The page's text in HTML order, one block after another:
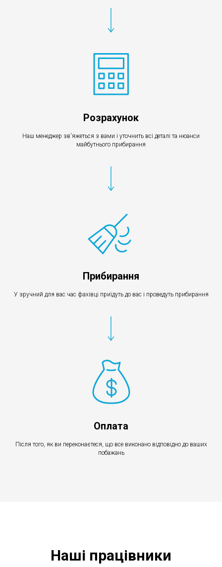
Розрахунок
Наш менеджер зв'яжеться з вами і уточнить всі деталі та нюанси
майбутнього прибирання
Прибирання
У зручний для вас час фахівці приїдуть до вас і проведуть прибирання
Оплата
Після того, як ви переконаєтеся, що все виконано відповідно до ваших
побажань
Наші працівники